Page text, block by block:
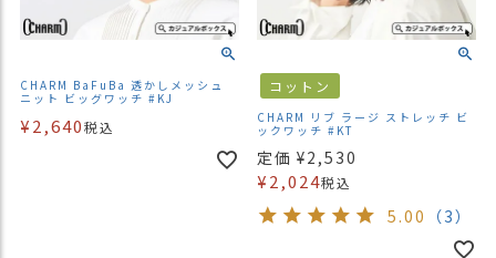
CHARM BaFuBa 透かしメッシュ
ニット ビッグワッチ #KJ
¥2,640税込
コットン
CHARM リブ ラージ ストレッチ ビ
ックワッチ #KT
定価 ¥2,530
¥2,024税込
5.00 （3）